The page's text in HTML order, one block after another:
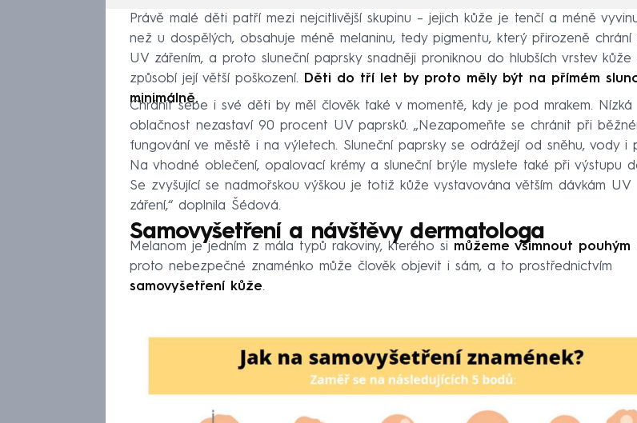
Právě malé děti patří mezi nejcitlivější skupinu – jejich kůže je tenčí a méně
než u dospělých, obsahuje méně melaninu, tedy pigmentu, který přirozeně chrání
UV zářením, a proto sluneční paprsky snadněji proniknou do hlubších vrstev kůže
způsobí její větší poškození. Děti do tří let by proto měly být na přímém
minimálně.
Chránit sebe i své děti by měl člověk také v momentě, kdy je pod mrakem. Nízká
oblačnost nezastaví 90 procent UV paprsků. „Nezapomeňte se chránit při
fungování ve městě i na výletech. Sluneční paprsky se odrážejí od sněhu, vody i
Na vhodné oblečení, opalovací krémy a sluneční brýle myslete také při výstupu
Se zvyšující se nadmořskou výškou je totiž kůže vystavována větším dávkám UV
záření,“ doplnila Šédová.
Samovyšetření a návštěvy dermatologa
Melanom je jedním z mála typů rakoviny, kterého si můžeme všimnout pouhým
proto nebezpečné znaménko může člověk objevit i sám, a to prostřednictvím
samovyšetření kůže.